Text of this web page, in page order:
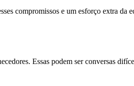
compromissos e um esforço extra
Essas podem ser conversas